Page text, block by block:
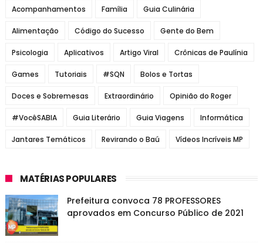
Acompanhamentos Família Guia Culinária
Alimentação Código do Sucesso Gente do Bem
Psicologia Aplicativos Artigo Viral Crônicas de Paulínia
Games Tutoriais #SQN Bolos e Tortas
Doces e Sobremesas Extraordinário Opinião do Roger
#VocêSABIA Guia Literário Guia Viagens Informática
Jantares Temáticos Revirando o Baú Vídeos Incríveis MP
MATÉRIAS POPULARES
Prefeitura convoca 78 PROFESSORES
aprovados em Concurso Público de 2021